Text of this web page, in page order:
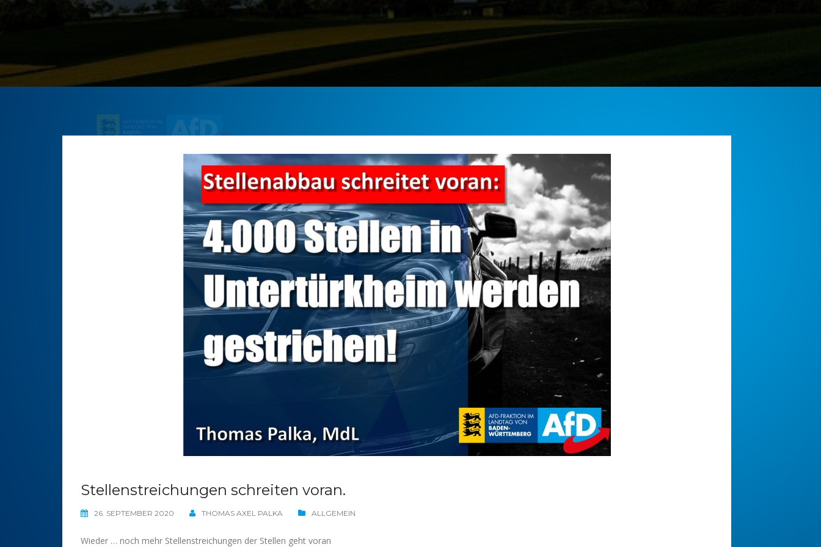
Stellenstreichungen schreiten voran.
26. SEPTEMBER 2020 THOMAS AXEL PALKA ALLGEMEIN
Wieder … noch mehr Stellenstreichungen der Stellen geht voran